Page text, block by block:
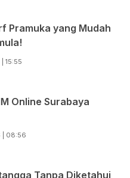
Pramuka yang Mudah
15:55
Online Surabaya
| 08:56
Tanpa Diketahui